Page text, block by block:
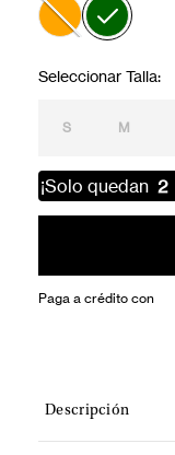
S M
¡Solo quedan 2
Paga a crédito con
Descripción